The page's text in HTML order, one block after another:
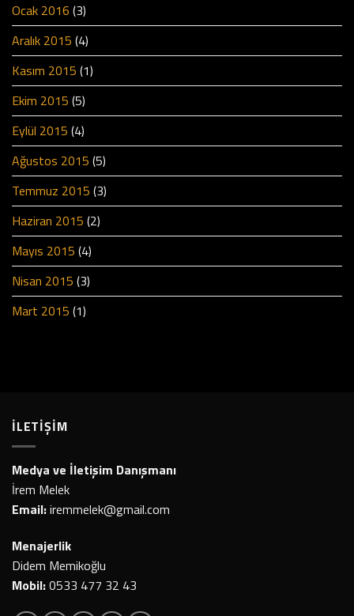
Ocak 2016 (3)
Aralık 2015 (4)
Kasım 2015 (1)
Ekim 2015 (5)
Eylül 2015 (4)
Ağustos 2015 (5)
Temmuz 2015 (3)
Haziran 2015 (2)
Mayıs 2015 (4)
Nisan 2015 (3)
Mart 2015 (1)
İLETİŞİM
Medya ve İletişim Danışmanı
İrem Melek
Email:iremmelek@gmail.com
Menajerlik
Didem Memikoğlu
Mobil:0533 477 32 43